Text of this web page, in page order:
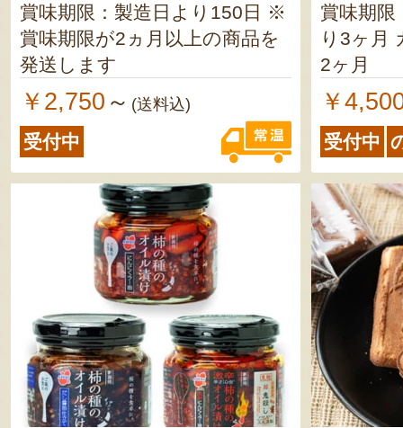
賞味期限：製造日より150日 ※
賞味期限が2ヵ月以上の商品を
発送します
￥2,750 ～ (送料込)
受付中
賞味期限
り3ヶ月 カレー味／製造日より
2ヶ月
￥
受付中